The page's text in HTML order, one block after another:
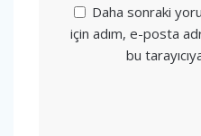
Daha sonraki
için adım, e-posta
bu